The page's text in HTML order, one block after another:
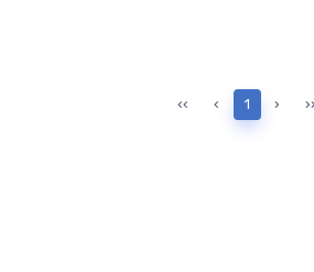
‹‹ ‹ 1 › ››